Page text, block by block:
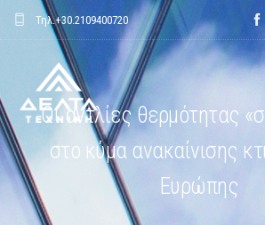
Τηλ.+30.2109400720
ΑΡΧΙΚΗ
ΕΤΑΙΡΕΙΑ
Οι αντλίες θερμότητας
στο κύμα ανακαίνισης
Ευρώπης